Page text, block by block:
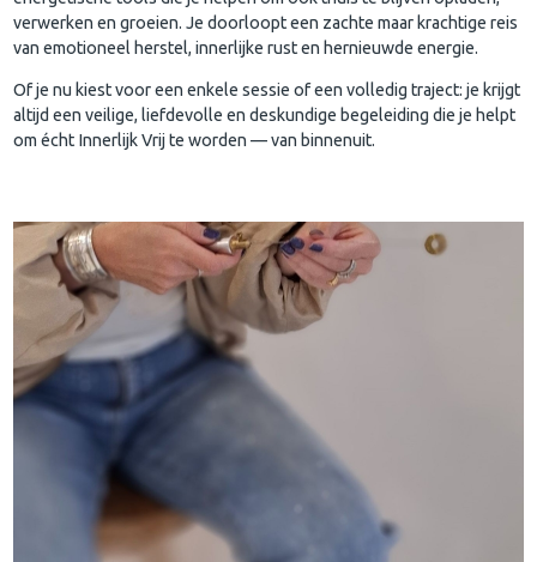
verwerken en groeien. Je doorloopt een zachte maar krachtige reis
van emotioneel herstel, innerlijke rust en hernieuwde energie.
Of je nu kiest voor een enkele sessie of een volledig traject: je krijgt
altijd een veilige, liefdevolle en deskundige begeleiding die je helpt
om écht Innerlijk Vrij te worden — van binnenuit.